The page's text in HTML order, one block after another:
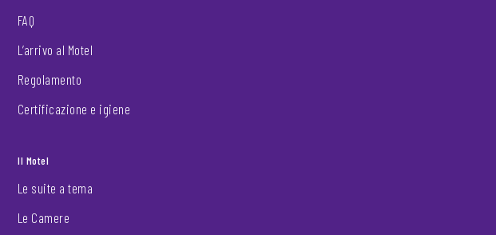
FAQ
L’arrivo al Motel
Regolamento
Certificazione e igiene
Il Motel
Le suite a tema
Le Camere